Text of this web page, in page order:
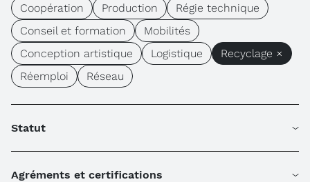
Coopération Production
Régie technique
Conseil et formation
Mobilités
Conception artistique
Logistique
Recyclage ×
Réemploi
Réseau
Statut
Agréments et certifications